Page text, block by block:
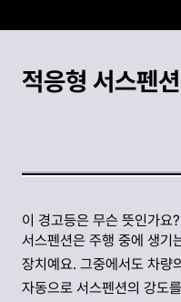
적응형 서스펜
이 경고등은 무슨 뜻인가요?
서스펜션은 주행 중에 생기
장치예요. 그중에서도 차량
자동으로 서스펜션의 강도